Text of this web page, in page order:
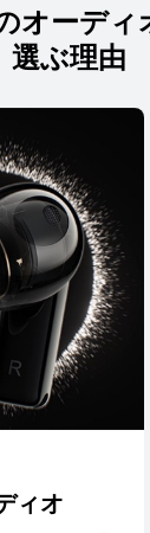
オーディ
選ぶ理由
ィオ